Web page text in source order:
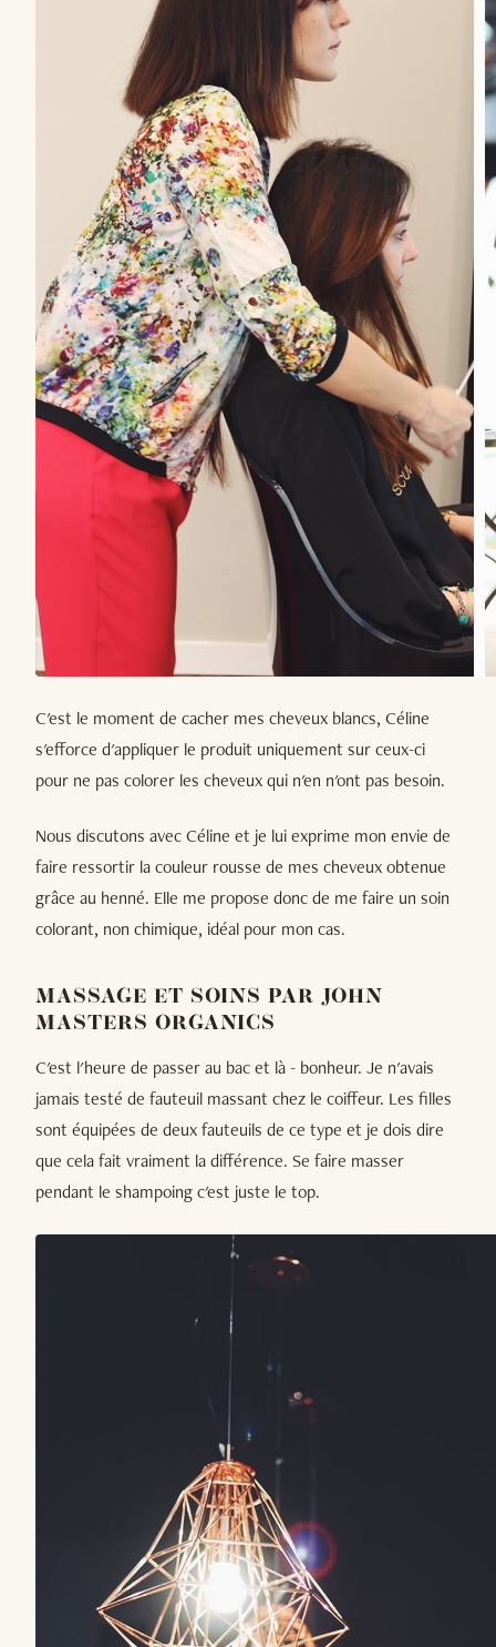
C'est le moment de cacher mes cheveux blancs, Céline
s'efforce d'appliquer le produit uniquement sur ceux-ci
pour ne pas colorer les cheveux qui n'en n'ont pas besoin.
Nous discutons avec Céline et je lui exprime mon envie de
faire ressortir la couleur rousse de mes cheveux obtenue
grâce au henné. Elle me propose donc de me faire un soin
colorant, non chimique, idéal pour mon cas.
MASSAGE ET SOINS PAR JOHN
MASTERS ORGANICS
C'est l'heure de passer au bac et là - bonheur. Je n'avais
jamais testé de fauteuil massant chez le coiffeur. Les filles
sont équipées de deux fauteuils de ce type et je dois dire
que cela fait vraiment la différence. Se faire masser
pendant le shampoing c'est juste le top.